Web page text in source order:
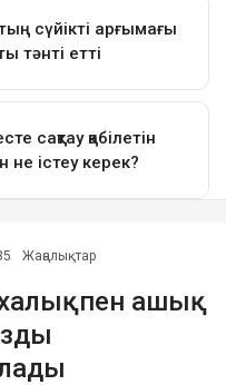
Жаңалықтар
халықпен ашық